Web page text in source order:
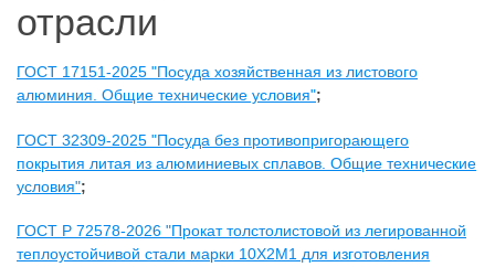
отрасли
ГОСТ 17151-2025 "Посуда хозяйственная из листового
алюминия. Общие технические условия";
ГОСТ 32309-2025 "Посуда без противопригорающего
покрытия литая из алюминиевых сплавов. Общие технические
условия";
ГОСТ Р 72578-2026 "Прокат толстолистовой из легированной
теплоустойчивой стали марки 10Х2М1 для изготовления